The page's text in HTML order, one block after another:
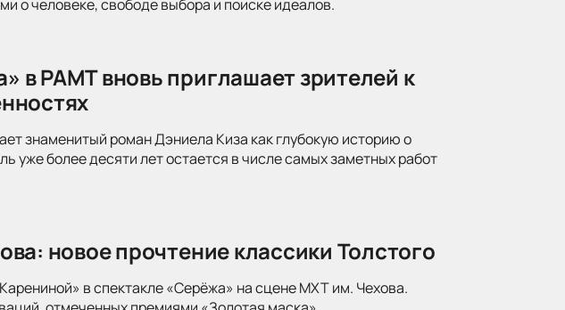
о человеке, свободе выбора и поиске идеалов.
в РАМТ вновь приглашает зрителей к
знаменитый роман Дэниела Киза как глубокую историю о
уже более десяти лет остается в числе самых заметных работ
новое прочтение классики Толстого
в спектакле «Серёжа» на сцене МХТ им. Чехова.